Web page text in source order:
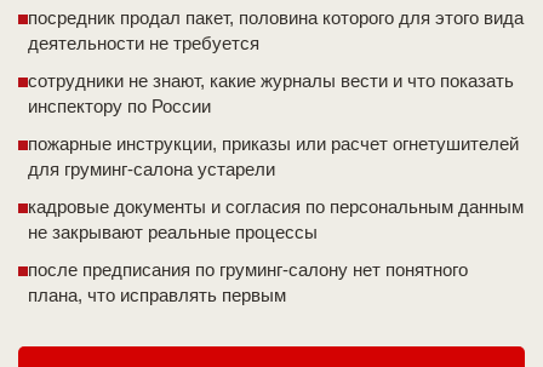
посредник продал пакет, половина которого для этого вида
деятельности не требуется
сотрудники не знают, какие журналы вести и что показать
инспектору по России
пожарные инструкции, приказы или расчет огнетушителей
для груминг-салона устарели
кадровые документы и согласия по персональным данным
не закрывают реальные процессы
после предписания по груминг-салону нет понятного
плана, что исправлять первым